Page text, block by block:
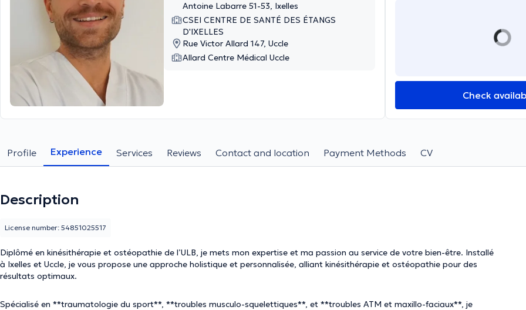
Antoine Labarre 51-53, Ixelles
CSEI CENTRE DE SANTÉ DES ÉTANGS
D'IXELLES
Rue Victor Allard 147, Uccle
Allard Centre Médical Uccle
Check
Profile Experience Services Reviews Contact and location Payment Methods CV
Description
Diplômé en kinésithérapie et ostéopathie de l’ULB, je mets mon expertise et ma passion au service de votre bien-être. Installé
à Ixelles et Uccle, je vous propose une approche holistique et personnalisée, alliant kinésithérapie et ostéopathie pour des
résultats optimaux.
Spécialisé en **traumatologie du sport**, **troubles musculo-squelettiques**, et **troubles ATM et maxillo-faciaux**, je
License number: 54851025517